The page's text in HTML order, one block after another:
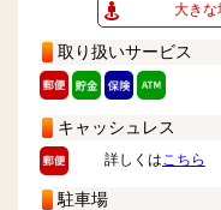
大きな
取り扱いサービス
キャッシュレス
詳しくはこちら
駐車場